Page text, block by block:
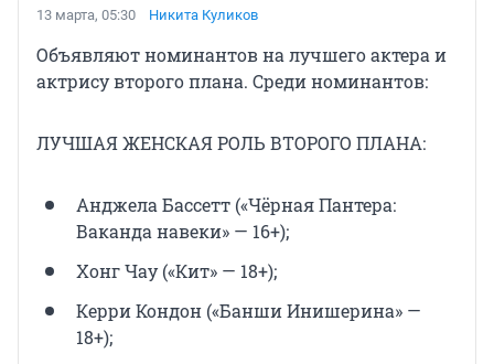
13 марта, 05:30 Никита Куликов
Объявляют номинантов на лучшего актера и
актрису второго плана. Среди номинантов:
ЛУЧШАЯ ЖЕНСКАЯ РОЛЬ ВТОРОГО ПЛАНА:
Анджела Бассетт («Чёрная Пантера:
Ваканда навеки» — 16+);
Хонг Чау («Кит» — 18+);
Керри Кондон («Банши Инишерина» —
18+);